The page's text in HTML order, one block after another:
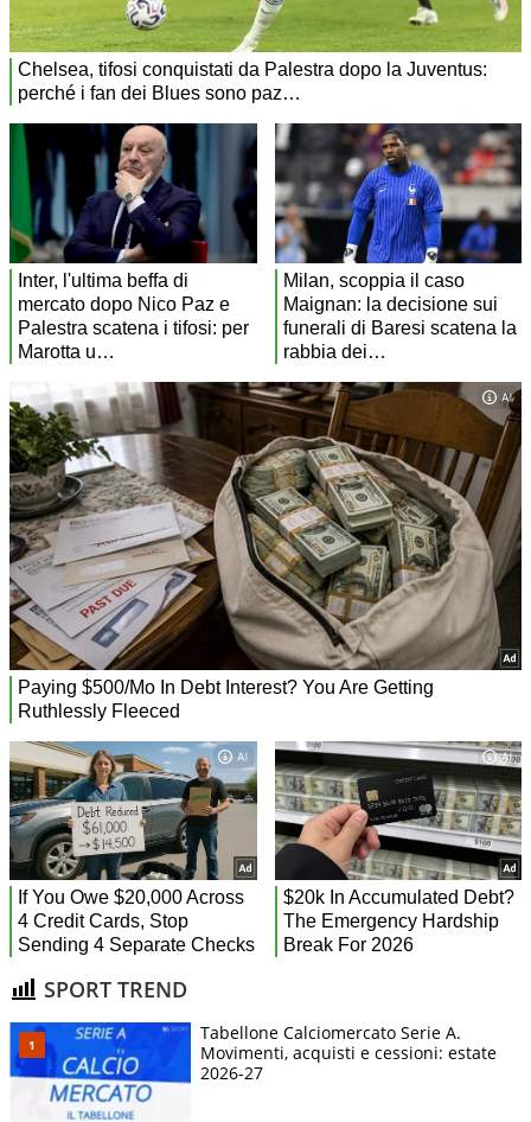
SPORT TREND
Tabellone Calciomercato Serie A.
Movimenti, acquisti e cessioni: estate
2026-27